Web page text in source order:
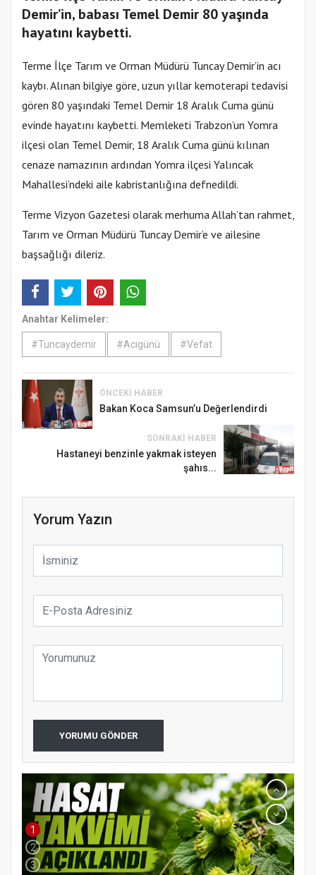
Demir’in, babası Temel Demir 80 yaşında
hayatını kaybetti.
Terme İlçe Tarım ve Orman Müdürü Tuncay Demir’in acı
kaybı. Alınan bilgiye göre, uzun yıllar kemoterapi tedavisi
gören 80 yaşındaki Temel Demir 18 Aralık Cuma günü
evinde hayatını kaybetti. Memleketi Trabzon’un Yomra
ilçesi olan Temel Demir, 18 Aralık Cuma günü kılınan
cenaze namazının ardından Yomra ilçesi Yalıncak
Mahallesi’ndeki aile kabristanlığına defnedildi.
Terme Vizyon Gazetesi olarak merhuma Allah’tan rahmet,
Tarım ve Orman Müdürü Tuncay Demir’e ve ailesine
başsağlığı dileriz.
Anahtar Kelimeler:
#Tuncaydemir #Acıgünü #Vefat
ÖNCEKI HABER
Bakan Koca Samsun’u Değerlendirdi
SONRAKI HABER
Hastaneyi benzinle yakmak isteyen
şahıs...
Yorum Yazın
YORUMU GÖNDER
1
2
3